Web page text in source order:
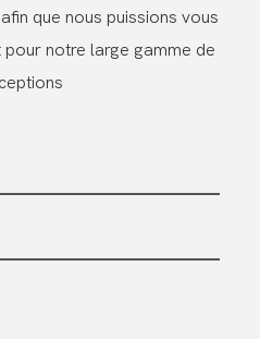
que nous puissions vous
notre large gamme de